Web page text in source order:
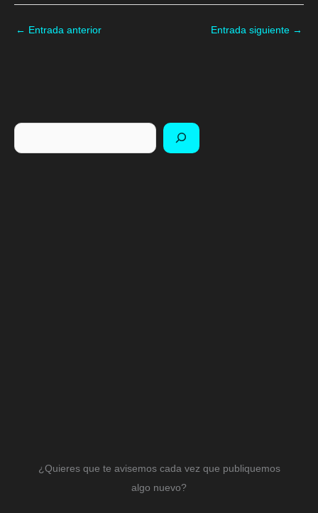
← Entrada anterior Entrada siguiente →
Buscar
¿Quieres que te avisemos cada vez que publiquemos
algo nuevo?